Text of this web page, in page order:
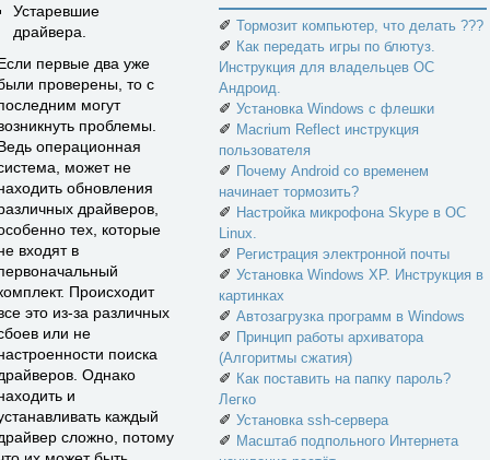
Устаревшие
драйвера.
первые два уже
проверены, то с
могут
проблемы.
операционная
может не
обновления
драйверов,
тех, которые
входят в
Происходит
это из-за различных
или не
поиска
Однако
и
каждый
сложно, потому
✐ Тормозит компьютер, что делать ???
✐ Как передать игры по блютуз.
Инструкция для владельцев ОС
Андроид.
✐ Установка Windows с флешки
✐ Macrium Reflect инструкция
пользователя
✐ Почему Android со временем
начинает тормозить?
✐ Настройка микрофона Skype в ОС
Linux.
✐ Регистрация электронной почты
✐ Установка Windows XP. Инструкция в
картинках
✐ Автозагрузка программ в Windows
✐ Принцип работы архиватора
(Алгоритмы сжатия)
✐ Как поставить на папку пароль?
Легко
✐ Установка ssh-сервера
✐ Масштаб подпольного Интернета